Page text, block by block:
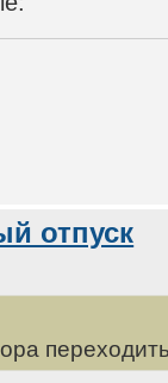
отпуск
переходить